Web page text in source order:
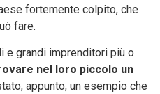
fortemente colpito, che
fare.
grandi imprenditori più o
nel loro piccolo un
appunto, un esempio che